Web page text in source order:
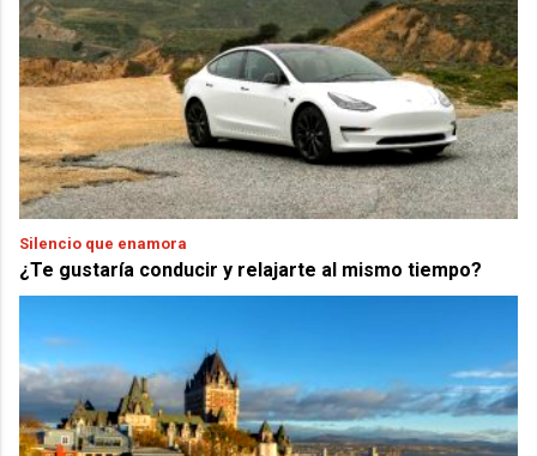
Silencio que enamora
¿Te gustaría conducir y relajarte al mismo tiempo?